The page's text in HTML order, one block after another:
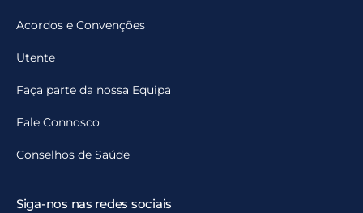
Acordos e Convenções
Utente
Faça parte da nossa Equipa
Fale Connosco
Conselhos de Saúde
Siga-nos nas redes sociais